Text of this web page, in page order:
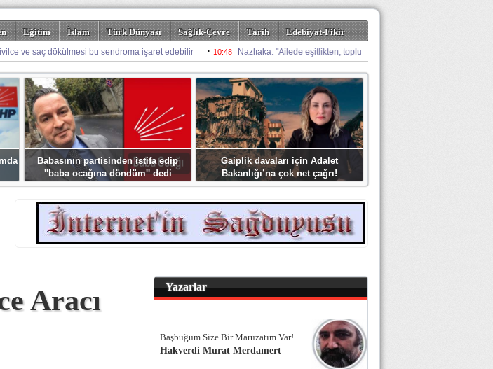
Eğitim İslam Türk Dünyası Sağlık-Çevre Tarih
Edebiyat-Fikir
Foto Galeriler
Babasının partisinden istifa edip
''baba ocağına döndüm'' dedi
Gaiplik davaları için Adalet
Bakanlığı’na çok net çağrı!
Aracı
Yazarlar
Başbuğum Size Bir Maruzatım Var!
Hakverdi Murat Merdamert